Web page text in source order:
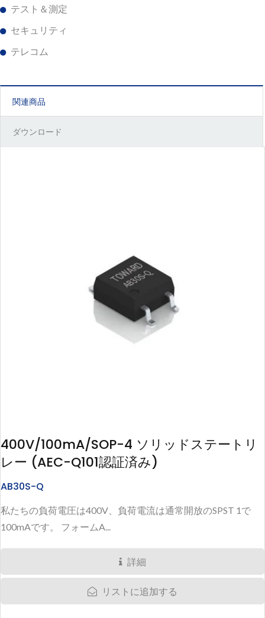
テスト＆測定
セキュリティ
テレコム
関連商品
ダウンロード
400V/100mA/SOP-4 ソリッドステートリ
レー (AEC-Q101認証済み)
AB30S-Q
私たちの負荷電圧は400V、負荷電流は通常開放のSPST 1で
100mAです。 フォームA...
詳細
リストに追加する